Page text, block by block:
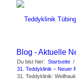
Blog - Aktuelle
Du bist hier: Startseite /
31. Teddyklinik – Neuer
31. Teddyklinik: